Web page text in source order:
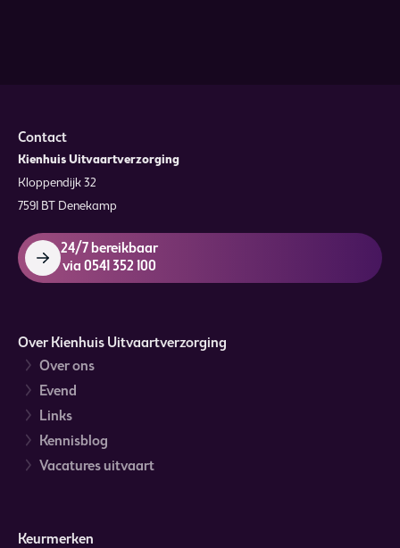
Contact
Kienhuis Uitvaartverzorging
Kloppendijk 32
7591 BT Denekamp
24/7 bereikbaar
via 0541 352 100
Over Kienhuis Uitvaartverzorging
Over ons
Evend
Links
Kennisblog
Vacatures uitvaart
Keurmerken